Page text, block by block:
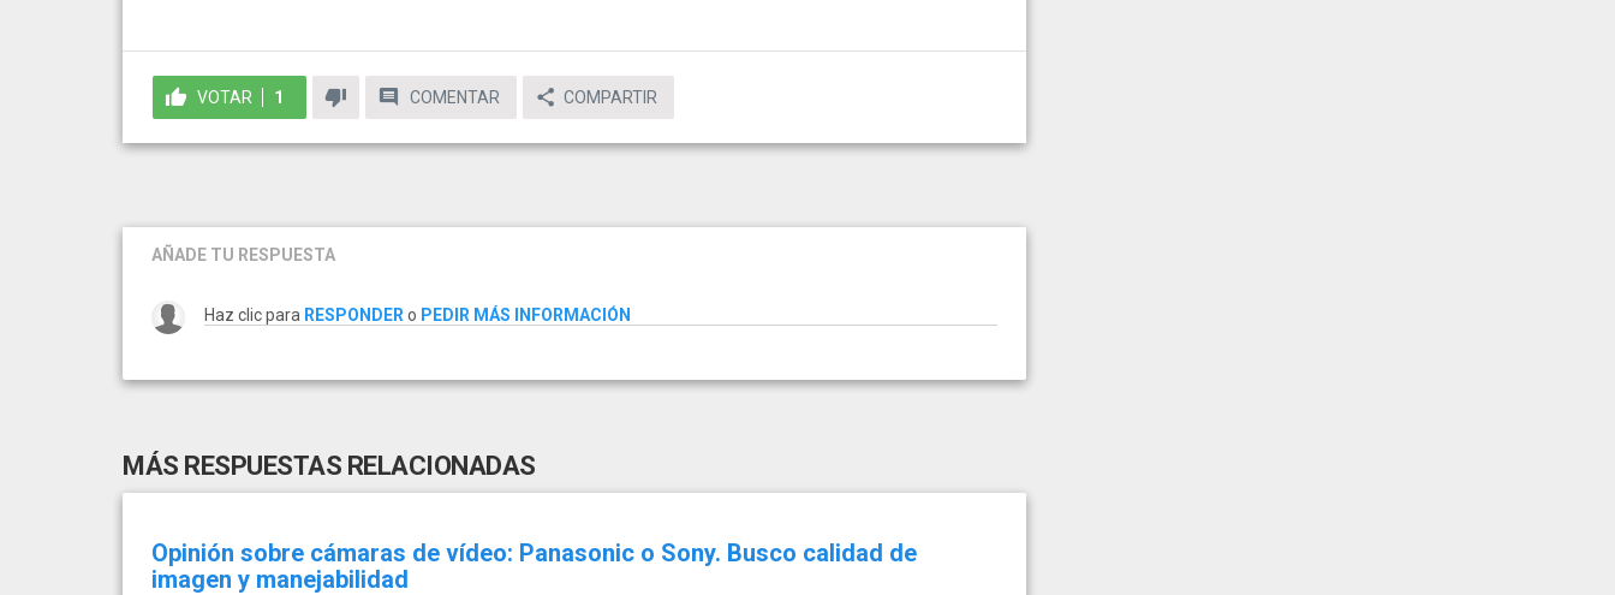
VOTAR 1 COMENTAR COMPARTIR
AÑADE TU RESPUESTA
Haz clic para RESPONDER o PEDIR MÁS INFORMACIÓN
MÁS RESPUESTAS RELACIONADAS
Opinión sobre cámaras de vídeo: Panasonic o Sony. Busco calidad de
imagen y manejabilidad